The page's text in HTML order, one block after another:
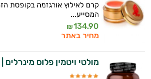
קרם לאילוץ אורגזמה בקופסת
המסייע...
134.90
₪
מחיר באתר
מולטי ויטמין פלוס מינרלים |